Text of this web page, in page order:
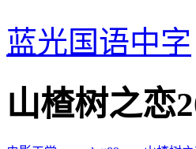
蓝光国语中字
山楂树之恋